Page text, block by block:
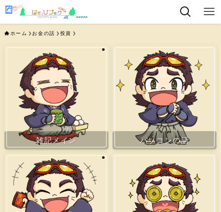
ホーム お金の話 投資
雑記メイン パソコンの話